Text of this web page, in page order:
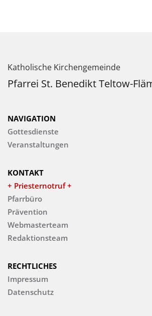
Katholische Kirchengemeinde
Pfarrei St. Benedikt Teltow-
NAVIGATION
Gottesdienste
Veranstaltungen
KONTAKT
+ Priesternotruf +
Pfarrbüro
Prävention
Webmasterteam
Redaktionsteam
RECHTLICHES
Impressum
Datenschutz